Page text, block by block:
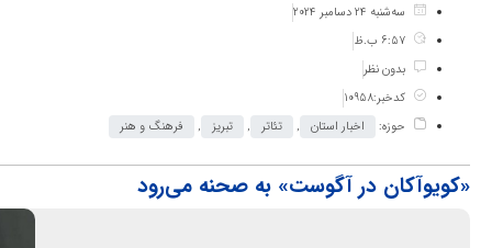
سه‌شنبه 24 دسامبر 2024
6:57 ب.ظ
بدون نظر
کدخبر:10958
حوزه:
اخبار استان , تئاتر , تبریز , فرهنگ و هنر
«کویوآکان در آگوست» به صحنه می‌رود